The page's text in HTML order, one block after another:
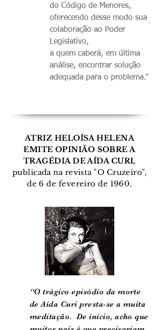
do Código de Menores,
oferecendo desse modo sua
colaboração ao Poder
Legislativo,
a quem caberá, em última
análise, encontrar solução
adequada para o problema.”
ATRIZ HELOÍSA HELENA
EMITE OPINIÃO SOBRE A
TRAGÉDIA DE AÍDA CURI,
publicada na revista "O Cruzeiro",
de 6 de fevereiro de 1960.
“O trágico episódio da morte
de Aída Curi presta-se a muita
meditação. De início, acho que